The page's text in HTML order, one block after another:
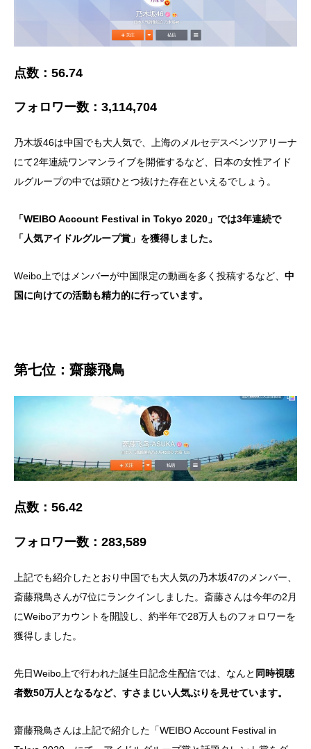
点数：56.74
フォロワー数：3,114,704
乃木坂46は中国でも大人気で、上海のメルセデスベンツアリーナ
にて2年連続ワンマンライブを開催するなど、日本の女性アイド
ルグループの中では頭ひとつ抜けた存在といえるでしょう。
「WEIBO Account Festival in Tokyo 2020」では3年連続で
「人気アイドルグループ賞」を獲得しました。
Weibo上ではメンバーが中国限定の動画を多く投稿するなど、 中
国に向けての活動も精力的に行っています。
第七位：齋藤飛鳥
点数：56.42
フォロワー数：283,589
上記でも紹介したとおり中国でも大人気の乃木坂47のメンバー、
斎藤飛鳥さんが7位にランクインしました。斎藤さんは今年の2月
にWeiboアカウントを開設し、約半年で28万人ものフォロワーを
獲得しました。
先日Weibo上で行われた誕生日記念生配信では、なんと 同時視聴
者数50万人となるなど、すさまじい人気ぶりを見せています。
齋藤飛鳥さんは上記で紹介した「WEIBO Account Festival in